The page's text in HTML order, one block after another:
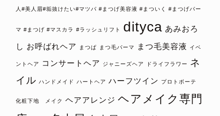
人#美人眉#垢抜けたい#マツパ #まつげ美容液 #まついく #まつげパー
マ #まつげ #マスカラ #ラッシュリフト dityca あみおろ
し
お呼ばれヘア まつぱ まつ毛パーマ まつ毛美容液 イベ
ントヘア コンサートヘア ジャニーズヘア ドライフラワー
ネ
イル ハンドメイド ハートヘア ハーフツイン プロトボーテ
化粧下地 メイク ヘアアレンジ ヘアメイク専門